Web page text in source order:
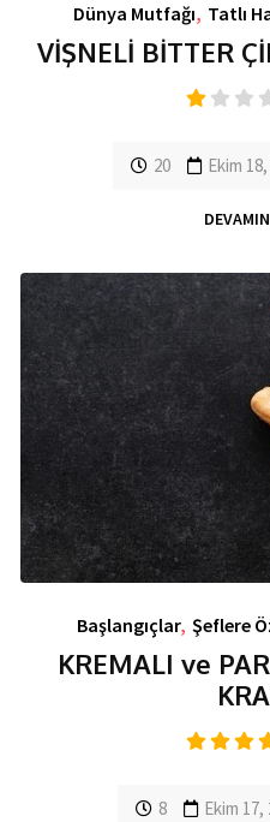
Dünya Mutfağı, Tatlı
VİŞNELİ BİTTER
20 Ekim
Başlangıçlar, Şeflere
KREMALI ve
8 Ekim 17,